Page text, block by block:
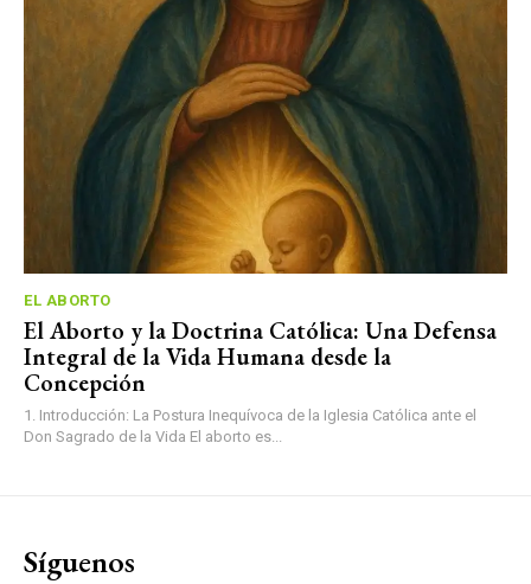
EL ABORTO
El Aborto y la Doctrina Católica: Una Defensa
Integral de la Vida Humana desde la
Concepción
1. Introducción: La Postura Inequívoca de la Iglesia Católica ante el
Don Sagrado de la Vida El aborto es...
Síguenos